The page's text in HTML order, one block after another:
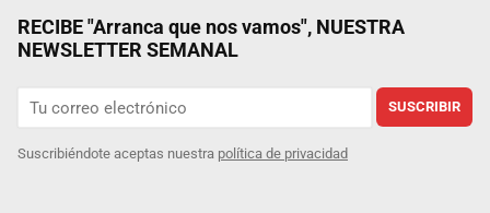
RECIBE "Arranca que nos vamos", NUESTRA
NEWSLETTER SEMANAL
SUSCRIBIR
Suscribiéndote aceptas nuestra política de privacidad